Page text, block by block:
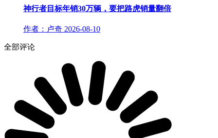
神行者目标年销30万辆，要把路虎销量翻倍
作者：卢奇 2026-08-10
全部评论